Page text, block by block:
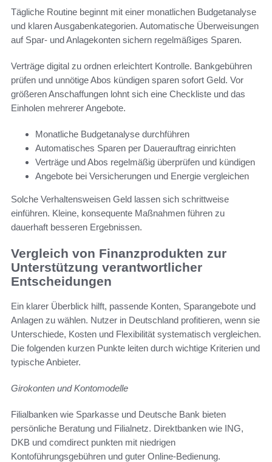
Tägliche Routine beginnt mit einer monatlichen Budgetanalyse
und klaren Ausgabenkategorien. Automatische Überweisungen
auf Spar- und Anlagekonten sichern regelmäßiges Sparen.
Verträge digital zu ordnen erleichtert Kontrolle. Bankgebühren
prüfen und unnötige Abos kündigen sparen sofort Geld. Vor
größeren Anschaffungen lohnt sich eine Checkliste und das
Einholen mehrerer Angebote.
Monatliche Budgetanalyse durchführen
Automatisches Sparen per Dauerauftrag einrichten
Verträge und Abos regelmäßig überprüfen und kündigen
Angebote bei Versicherungen und Energie vergleichen
Solche Verhaltensweisen Geld lassen sich schrittweise
einführen. Kleine, konsequente Maßnahmen führen zu
dauerhaft besseren Ergebnissen.
Vergleich von Finanzprodukten zur
Unterstützung verantwortlicher
Entscheidungen
Ein klarer Überblick hilft, passende Konten, Sparangebote und
Anlagen zu wählen. Nutzer in Deutschland profitieren, wenn sie
Unterschiede, Kosten und Flexibilität systematisch vergleichen.
Die folgenden kurzen Punkte leiten durch wichtige Kriterien und
typische Anbieter.
Girokonten und Kontomodelle
Filialbanken wie Sparkasse und Deutsche Bank bieten
persönliche Beratung und Filialnetz. Direktbanken wie ING,
DKB und comdirect punkten mit niedrigen
Kontoführungsgebühren und guter Online-Bedienung.